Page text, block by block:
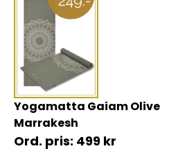
Yogamatta Gaiam Olive
Marrakesh
499 kr